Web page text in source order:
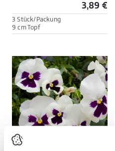
3,89 €
3 Stück/Packung
9 cm Topf
Mengen-
rabatt